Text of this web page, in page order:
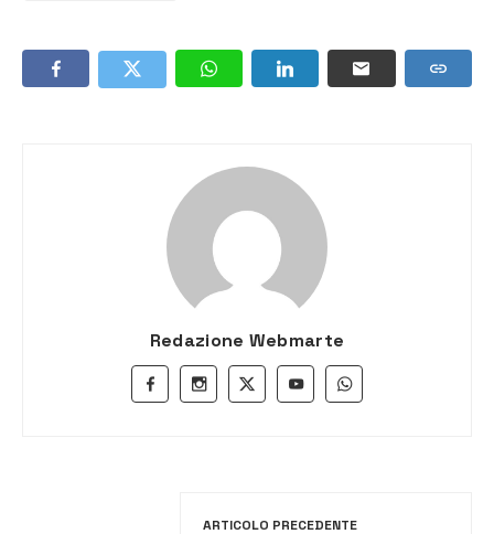
Redazione Webmarte
ARTICOLO PRECEDENTE